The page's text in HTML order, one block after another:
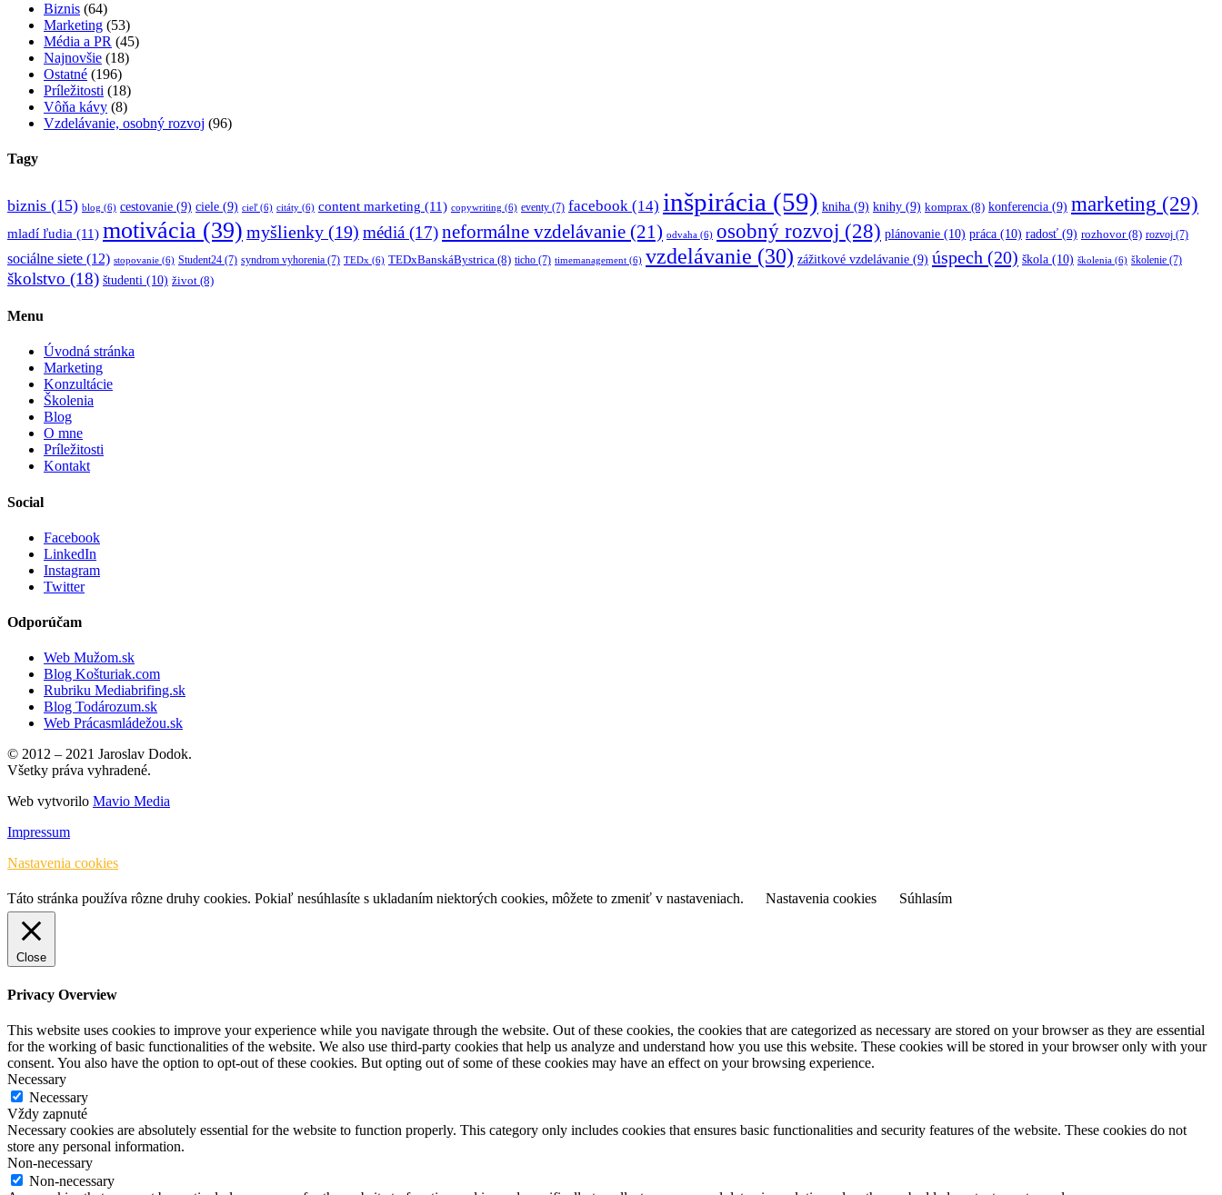
Biznis (64)
Marketing (53)
Média a PR (45)
Najnovšie (18)
Ostatné (196)
Príležitosti (18)
Vôňa kávy (8)
Vzdelávanie, osobný rozvoj (96)
Tagy
biznis (15) blog (6) cestovanie (9) ciele (9) cieľ(6) citáty (6) content marketing (11) copywriting (6) eventy (7) facebook (14) inšpirácia (59) kniha (9) knihy (9) komprax (8) konferencia (9) marketing (29)
mladí ľudia (11) motivácia (39) myšlienky (19) médiá (17)neformálne vzdelávanie (21) odvaha (6) osobný rozvoj (28) plánovanie (10) práca (10) radosť (9) rozhovor(8) rozvoj (7)
sociálne siete (12) stopovanie (6) Student24 (7) syndrom vyhorenia (7) TEDx (6) TEDxBanskáBystrica (8) ticho (7) timemanagement (6) vzdelávanie (30) zážitkové vzdelávanie (9) úspech (20) škola (10) školenia (6) školenie (7)
školstvo (18) študenti (10) život (8)
Menu
Úvodná stránka
Marketing
Konzultácie
Školenia
Blog
O mne
Príležitosti
Kontakt
Social
Facebook
LinkedIn
Instagram
Twitter
Odporúčam
Web Mužom.sk
Blog Košturiak.com
Rubriku Mediabrifing.sk
Blog Todározum.sk
Web Prácasmládežou.sk
© 2012 – 2021 Jaroslav Dodok.
Všetky práva vyhradené.
Web vytvorilo Mavio Media
Impressum
Nastavenia cookies
Táto stránka používa rôzne druhy cookies. Pokiaľ nesúhlasíte s ukladaním niektorých cookies, môžete to zmeniť v nastaveniach. Nastavenia cookies Súhlasím
Close
Privacy Overview
This website uses cookies to improve your experience while you navigate through the website. Out of these cookies, the cookies that are categorized as necessary are stored on your browser as they are essential
for the working of basic functionalities of the website. We also use third-party cookies that help us analyze and understand how you use this website. These cookies will be stored in your browser only with your
consent. You also have the option to opt-out of these cookies. But opting out of some of these cookies may have an effect on your browsing experience.
Necessary
Necessary
Vždy zapnuté
Necessary cookies are absolutely essential for the website to function properly. This category only includes cookies that ensures basic functionalities and security features of the website. These cookies do not
store any personal information.
Non-necessary
Non-necessary